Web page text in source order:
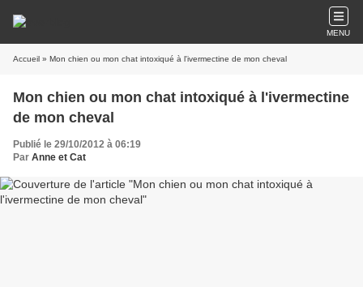
MENU
Accueil » Mon chien ou mon chat intoxiqué à l'ivermectine de mon cheval
Mon chien ou mon chat intoxiqué à l'ivermectine
de mon cheval
Publié le 29/10/2012 à 06:19
Par Anne et Cat